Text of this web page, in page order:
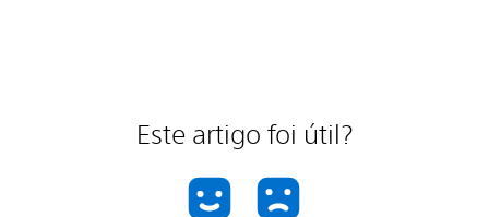
Este artigo foi útil?